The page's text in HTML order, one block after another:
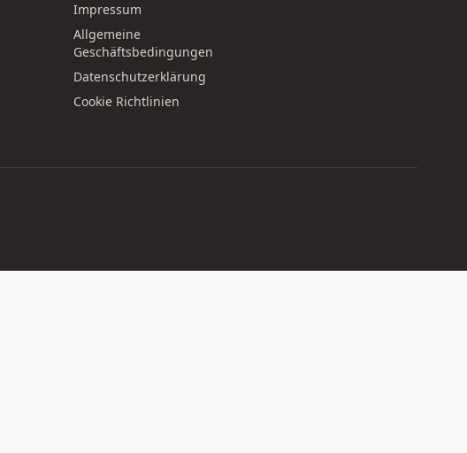
Impressum
Allgemeine
Geschäftsbedingungen
Datenschutzerklärung
Cookie Richtlinien